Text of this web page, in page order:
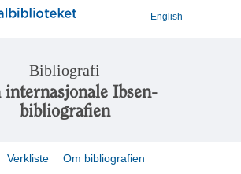
English
Bibliografi
internasjonale Ibsen-
bibliografien
Verkliste Om bibliografien